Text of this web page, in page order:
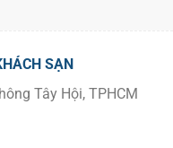
SẠN
Tây Hội, TPHCM